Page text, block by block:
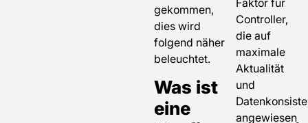
gekommen,
dies wird
folgend näher
beleuchtet.
Was ist
eine
Controller,
die auf
maximale
Aktualität
und
angewiesen